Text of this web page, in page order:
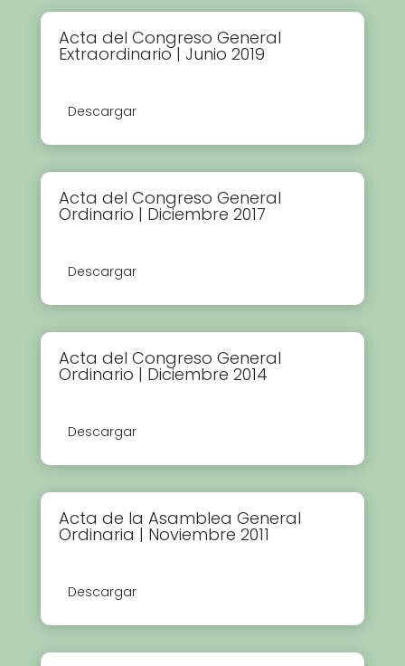
Acta del Congreso General
Extraordinario | Junio 2019
Descargar
Acta del Congreso General
Ordinario | Diciembre 2017
Descargar
Acta del Congreso General
Ordinario | Diciembre 2014
Descargar
Acta de la Asamblea General
Ordinaria | Noviembre 2011
Descargar